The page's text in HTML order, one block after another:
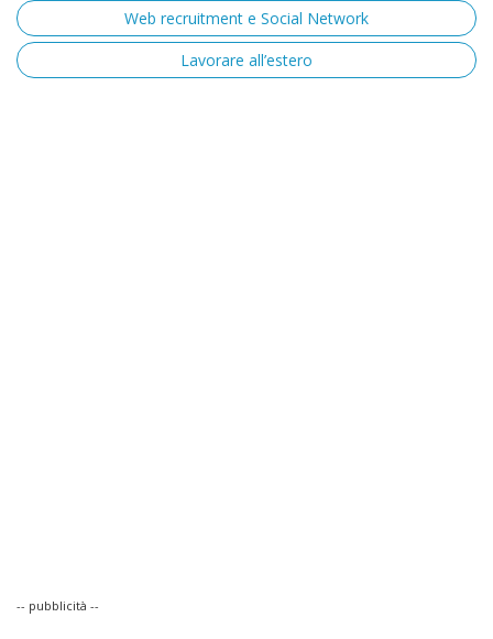
Web recruitment e Social Network
Lavorare all’estero
-- pubblicità --